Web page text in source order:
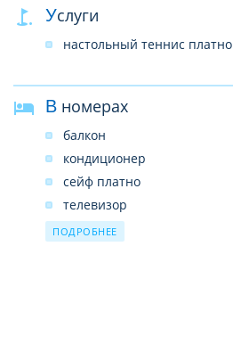
Услуги
настольный теннис платно
В номерах
балкон
кондиционер
сейф платно
телевизор
wi-fi
ПОДРОБНЕЕ